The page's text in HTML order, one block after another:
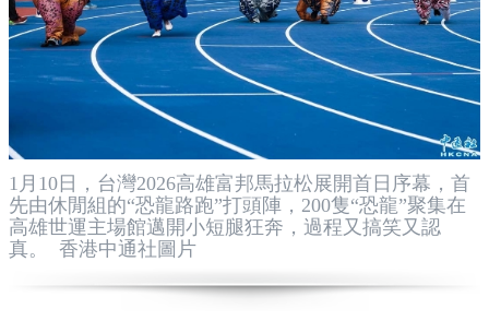
1月10日，台灣2026高雄富邦馬拉松展開首日序幕，首
先由休閒組的“恐龍路跑”打頭陣，200隻“恐龍”聚集在
高雄世運主場館邁開小短腿狂奔，過程又搞笑又認
真。 香港中通社圖片